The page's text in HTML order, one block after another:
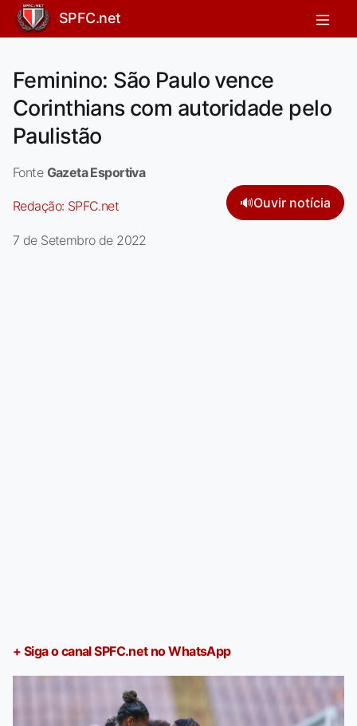
SPFC.net
Feminino: São Paulo vence
Corinthians com autoridade pelo
Paulistão
Fonte Gazeta Esportiva
Redação: SPFC.net 🔊Ouvir notícia
7 de Setembro de 2022
+ Siga o canal SPFC.net no WhatsApp